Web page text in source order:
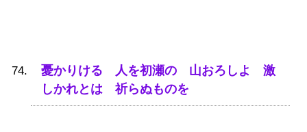
憂かりける 人を初瀬の 山おろしよ 激
しかれとは 祈らぬものを